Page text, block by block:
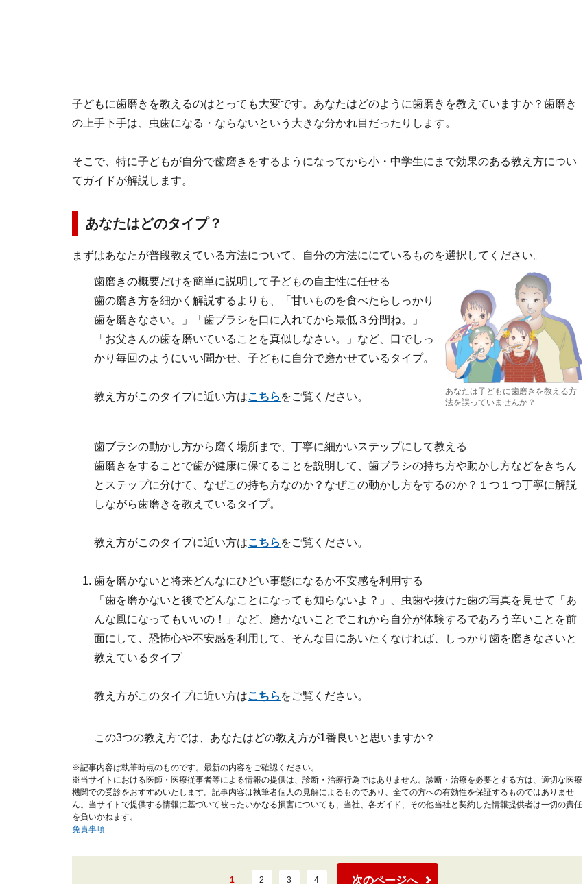
子どもに歯磨きを教えるのはとっても大変です。あなたはどのように歯磨きを教えていますか？歯磨き
の上手下手は、虫歯になる・ならないという大きな分かれ目だったりします。
そこで、特に子どもが自分で歯磨きをするようになってから小・中学生にまで効果のある教え方につい
てガイドが解説します。
あなたはどのタイプ？
まずはあなたが普段教えている方法について、自分の方法ににているものを選択してください。
歯磨きの概要だけを簡単に説明して子どもの自主性に任せる
あなたは子どもに歯磨きを教える方
法を誤っていませんか？
歯の磨き方を細かく解説するよりも、「甘いものを食べたらしっかり
歯を磨きなさい。」「歯ブラシを口に入れてから最低３分間ね。」
「お父さんの歯を磨いていることを真似しなさい。」など、口でしっ
かり毎回のようにいい聞かせ、子どもに自分で磨かせているタイプ。
教え方がこのタイプに近い方はこちら をご覧ください。
歯ブラシの動かし方から磨く場所まで、丁寧に細かいステップにして教える
歯磨きをすることで歯が健康に保てることを説明して、歯ブラシの持ち方や動かし方などをきちん
とステップに分けて、なぜこの持ち方なのか？なぜこの動かし方をするのか？１つ１つ丁寧に解説
しながら歯磨きを教えているタイプ。
教え方がこのタイプに近い方はこちら をご覧ください。
歯を磨かないと将来どんなにひどい事態になるか不安感を利用する
「歯を磨かないと後でどんなことになっても知らないよ？」、虫歯や抜けた歯の写真を見せて「あ
んな風になってもいいの！」など、磨かないことでこれから自分が体験するであろう辛いことを前
面にして、恐怖心や不安感を利用して、そんな目にあいたくなければ、しっかり歯を磨きなさいと
教えているタイプ
教え方がこのタイプに近い方はこちら をご覧ください。
この3つの教え方では、あなたはどの教え方が1番良いと思いますか？
※記事内容は執筆時点のものです。最新の内容をご確認ください。
※当サイトにおける医師・医療従事者等による情報の提供は、診断・治療行為ではありません。診断・治療を必要とする方は、適切な医療
機関での受診をおすすめいたします。記事内容は執筆者個人の見解によるものであり、全ての方への有効性を保証するものではありませ
ん。当サイトで提供する情報に基づいて被ったいかなる損害についても、当社、各ガイド、その他当社と契約した情報提供者は一切の責任
を負いかねます。
免責事項
1 2 3 4 次のページへ